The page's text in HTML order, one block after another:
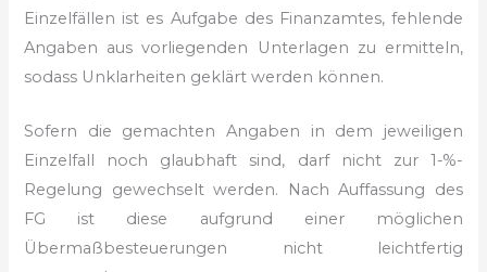
Einzelfällen ist es Aufgabe des Finanzamtes, fehlende
Angaben aus vorliegenden Unterlagen zu ermitteln,
sodass Unklarheiten geklärt werden können.
Sofern die gemachten Angaben in dem jeweiligen
Einzelfall noch glaubhaft sind, darf nicht zur 1-%-
Regelung gewechselt werden. Nach Auffassung des
FG ist diese aufgrund einer möglichen
Übermaßbesteuerungen nicht leichtfertig